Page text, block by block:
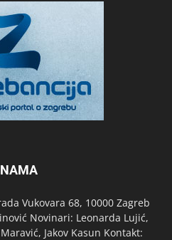
Vukovara 68, 10000 Zagreb
Novinari: Leonarda Lujić,
Jakov Kasun Kontakt: